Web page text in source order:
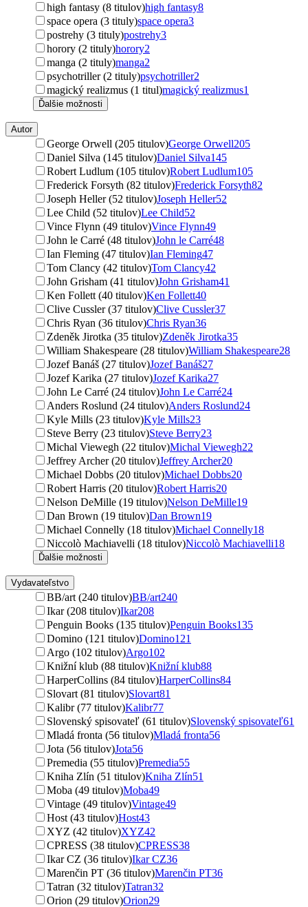
high fantasy (8 titulov)high fantasy8
space opera (3 tituly)space opera3
postrehy (3 tituly)postrehy3
horory (2 tituly)horory2
manga (2 tituly)manga2
psychotriller (2 tituly)psychotriller2
magický realizmus (1 titul)magický realizmus1
Ďalšie možnosti
Autor
George Orwell (205 titulov)George Orwell205
Daniel Silva (145 titulov)Daniel Silva145
Robert Ludlum (105 titulov)Robert Ludlum105
Frederick Forsyth (82 titulov)Frederick Forsyth82
Joseph Heller (52 titulov)Joseph Heller52
Lee Child (52 titulov)Lee Child52
Vince Flynn (49 titulov)Vince Flynn49
John le Carré (48 titulov)John le Carré48
Ian Fleming (47 titulov)Ian Fleming47
Tom Clancy (42 titulov)Tom Clancy42
John Grisham (41 titulov)John Grisham41
Ken Follett (40 titulov)Ken Follett40
Clive Cussler (37 titulov)Clive Cussler37
Chris Ryan (36 titulov)Chris Ryan36
Zdeněk Jirotka (35 titulov)Zdeněk Jirotka35
William Shakespeare (28 titulov)William Shakespeare28
Jozef Banáš (27 titulov)Jozef Banáš27
Jozef Karika (27 titulov)Jozef Karika27
John Le Carré (24 titulov)John Le Carré24
Anders Roslund (24 titulov)Anders Roslund24
Kyle Mills (23 titulov)Kyle Mills23
Steve Berry (23 titulov)Steve Berry23
Michal Viewegh (22 titulov)Michal Viewegh22
Jeffrey Archer (20 titulov)Jeffrey Archer20
Michael Dobbs (20 titulov)Michael Dobbs20
Robert Harris (20 titulov)Robert Harris20
Nelson DeMille (19 titulov)Nelson DeMille19
Dan Brown (19 titulov)Dan Brown19
Michael Connelly (18 titulov)Michael Connelly18
Niccolò Machiavelli (18 titulov)Niccolò Machiavelli18
Ďalšie možnosti
Vydavateľstvo
BB/art (240 titulov)BB/art240
Ikar (208 titulov)Ikar208
Penguin Books (135 titulov)Penguin Books135
Domino (121 titulov)Domino121
Argo (102 titulov)Argo102
Knižní klub (88 titulov)Knižní klub88
HarperCollins (84 titulov)HarperCollins84
Slovart (81 titulov)Slovart81
Kalibr (77 titulov)Kalibr77
Slovenský spisovateľ (61 titulov)Slovenský spisovateľ61
Mladá fronta (56 titulov)Mladá fronta56
Jota (56 titulov)Jota56
Premedia (55 titulov)Premedia55
Kniha Zlín (51 titulov)Kniha Zlín51
Moba (49 titulov)Moba49
Vintage (49 titulov)Vintage49
Host (43 titulov)Host43
XYZ (42 titulov)XYZ42
CPRESS (38 titulov)CPRESS38
Ikar CZ (36 titulov)Ikar CZ36
Marenčin PT (36 titulov)Marenčin PT36
Tatran (32 titulov)Tatran32
Orion (29 titulov)Orion29